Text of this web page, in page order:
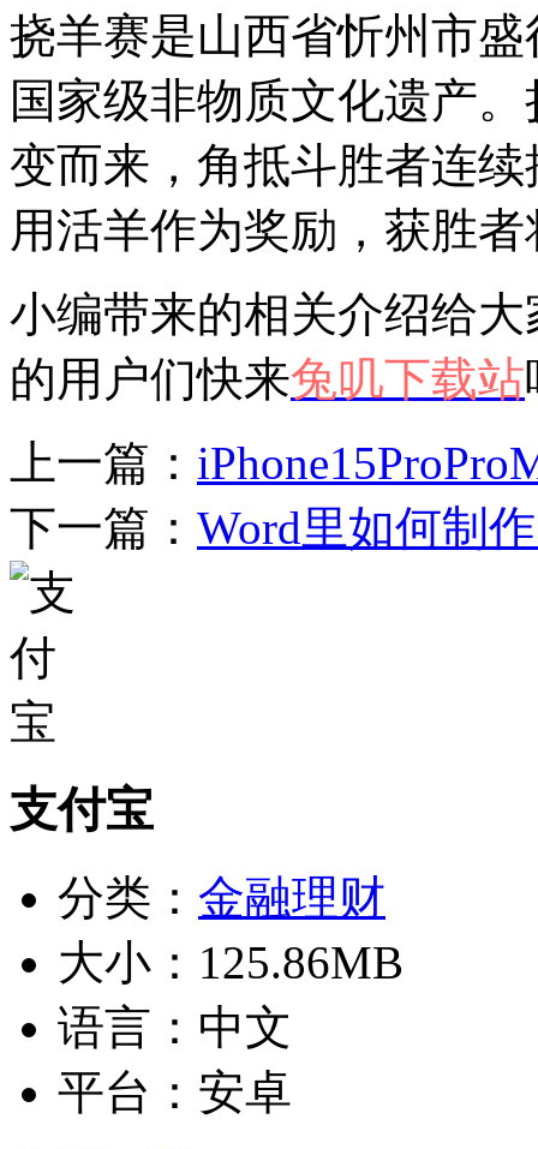
挠羊赛是山西省忻州市
国家级非物质文化遗产
变而来，角抵斗胜者连
用活羊作为奖励，获胜
小编带来的相关介绍给
的用户们快来兔叽下载站
上一篇：
下一篇： Word里如何制
支付宝
分类： 金融理财
大小： 125.86MB
语言： 中文
平台： 安卓